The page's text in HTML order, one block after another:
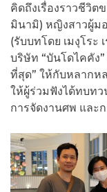
คิดถึงเรื่องราวชีวิต
มินามิ) หญิงสาวผู้ม
(รับบทโดย เมงุโระ
บริษัท “บันโดไคคัง
ที่สุด” ให้กับหลากห
ให้ผู้ร่วมฟังได้ทบท
การจัดงานศพ และ